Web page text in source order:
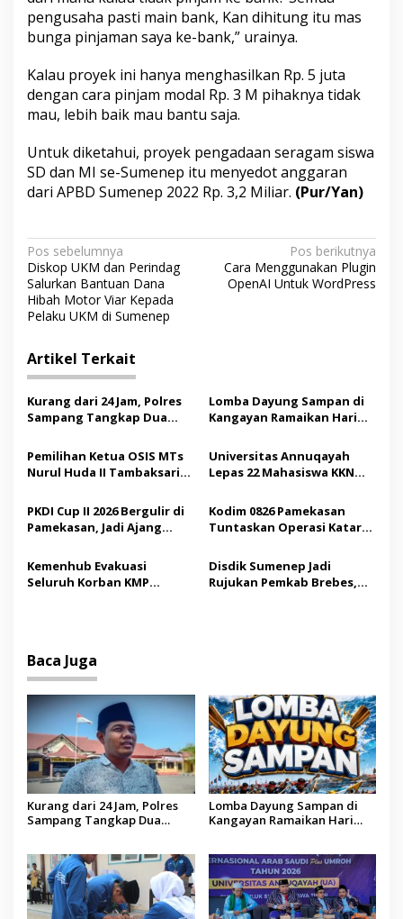
pengusaha pasti main bank, Kan dihitung itu mas
bunga pinjaman saya ke-bank,” urainya.
Kalau proyek ini hanya menghasilkan Rp. 5 juta
dengan cara pinjam modal Rp. 3 M pihaknya tidak
mau, lebih baik mau bantu saja.
Untuk diketahui, proyek pengadaan seragam siswa
SD dan MI se-Sumenep itu menyedot anggaran
dari APBD Sumenep 2022 Rp. 3,2 Miliar. (Pur/Yan)
N
a
v
i
g
a
s
i
p
o
s
Pos sebelumnya
Diskop UKM dan Perindag
Salurkan Bantuan Dana
Hibah Motor Viar Kepada
Pelaku UKM di Sumenep
Pos berikutnya
Cara Menggunakan Plugin
OpenAI Untuk WordPress
Artikel Terkait
Kurang dari 24 Jam, Polres
Sampang Tangkap Dua
Lomba Dayung Sampan di
Kangayan Ramaikan Hari
Sumenep
Pemilihan Ketua OSIS MTs
Nurul Huda II Tambaksari
Demokrasi bagi Siswa
Universitas Annuqayah
Lepas 22 Mahasiswa KKN
Saudi
PKDI Cup II 2026 Bergulir di
Pamekasan, Jadi Ajang
Madura
Kodim 0826 Pamekasan
Tuntaskan Operasi Katarak
Tindakan Medis
Kemenhub Evakuasi
Seluruh Korban KMP
Disdik Sumenep Jadi
Rujukan Pemkab Brebes,
Baca Juga
Kurang dari 24 Jam, Polres
Sampang Tangkap Dua
Lomba Dayung Sampan di
Kangayan Ramaikan Hari